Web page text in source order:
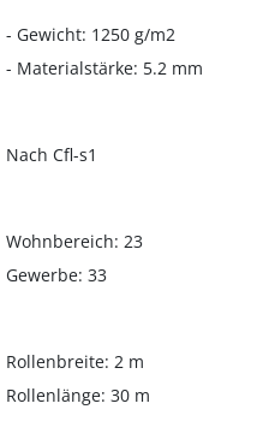
- Gewicht: 1250 g/m2
- Materialstärke: 5.2 mm
Nach Cfl-s1
Wohnbereich: 23
Gewerbe: 33
Rollenbreite: 2 m
Rollenlänge: 30 m